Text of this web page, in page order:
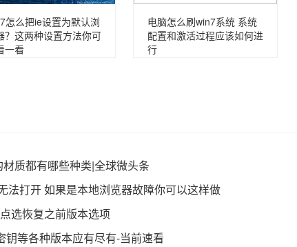
怎么把ie设置为默认浏
？这两种设置方法你可
一看
电脑怎么刷win7系统 系统
配置和激活过程应该如何进
行
质都有哪些种类|全球微头条
法打开 如果是本地浏览器故障你可以这样做
选恢复之前版本选项
等各种版本应有尽有-当前速看